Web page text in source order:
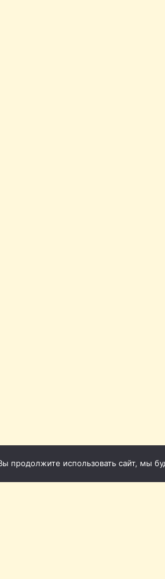
использовать сайт, мы